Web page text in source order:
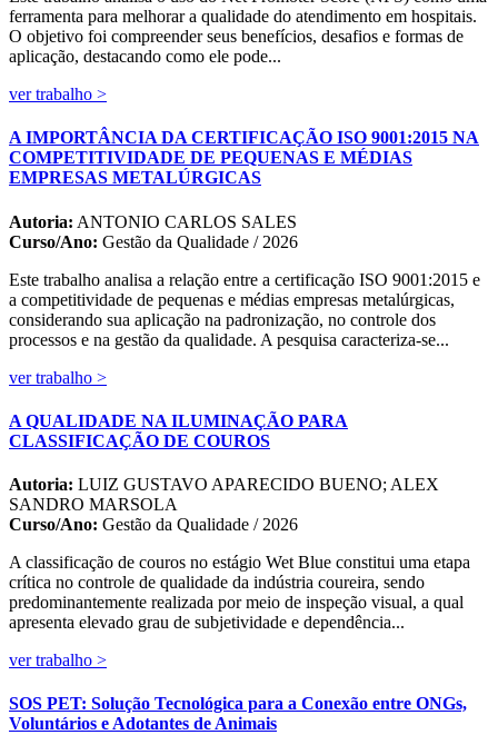
ferramenta para melhorar a qualidade do atendimento em hospitais.
O objetivo foi compreender seus benefícios, desafios e formas de
aplicação, destacando como ele pode...
ver trabalho >
A IMPORTÂNCIA DA CERTIFICAÇÃO ISO 9001:2015 NA
COMPETITIVIDADE DE PEQUENAS E MÉDIAS
EMPRESAS METALÚRGICAS
Autoria: ANTONIO CARLOS SALES
Curso/Ano: Gestão da Qualidade / 2026
Este trabalho analisa a relação entre a certificação ISO 9001:2015 e
a competitividade de pequenas e médias empresas metalúrgicas,
considerando sua aplicação na padronização, no controle dos
processos e na gestão da qualidade. A pesquisa caracteriza-se...
ver trabalho >
A QUALIDADE NA ILUMINAÇÃO PARA
CLASSIFICAÇÃO DE COUROS
Autoria: LUIZ GUSTAVO APARECIDO BUENO; ALEX
SANDRO MARSOLA
Curso/Ano: Gestão da Qualidade / 2026
A classificação de couros no estágio Wet Blue constitui uma etapa
crítica no controle de qualidade da indústria coureira, sendo
predominantemente realizada por meio de inspeção visual, a qual
apresenta elevado grau de subjetividade e dependência...
ver trabalho >
SOS PET: Solução Tecnológica para a Conexão entre ONGs,
Voluntários e Adotantes de Animais